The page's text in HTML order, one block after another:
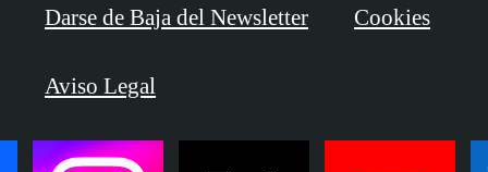
Darse de Baja del Newsletter Cookies
Aviso Legal